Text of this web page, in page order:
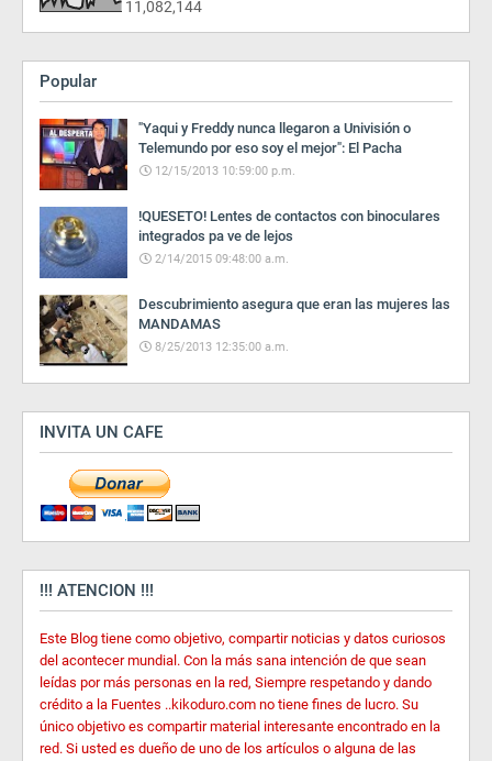
11,082,144
Popular
"Yaqui y Freddy nunca llegaron a Univisión o
Telemundo por eso soy el mejor": El Pacha
12/15/2013 10:59:00 p.m.
!QUESETO! Lentes de contactos con binoculares
integrados pa ve de lejos
2/14/2015 09:48:00 a.m.
Descubrimiento asegura que eran las mujeres las
MANDAMAS
8/25/2013 12:35:00 a.m.
INVITA UN CAFE
!!! ATENCION !!!
Este Blog tiene como objetivo, compartir noticias y datos curiosos
del acontecer mundial. Con la más sana intención de que sean
leídas por más personas en la red, Siempre respetando y dando
crédito a la Fuentes ..kikoduro.com no tiene fines de lucro. Su
único objetivo es compartir material interesante encontrado en la
red. Si usted es dueño de uno de los artículos o alguna de las